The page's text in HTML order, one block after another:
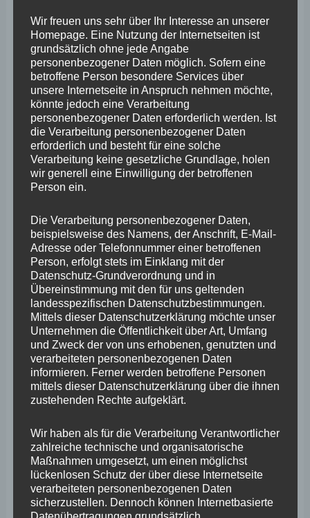
„Dr. Gebauer ist unsere Antwort an das bürgerliche Lager
auf die Schwäche der Union, keine eigene Kandidatin zu
nominieren“, urteilte Stephan Wefelscheid.
Fraktionsvorsitzender Dr. Joachim Streit ergänzte:
„Nach 70 Jahren mit einem Mann an der Spitze ist es an
der Zeit, dass auch mal eine Frau das höchste Amt im
Staat bekleidet.“
Wir freuen uns sehr über Ihr Interesse an unserer
Homepage. Eine Nutzung der Internetseiten ist
grundsätzlich ohne jede Angabe
personenbezogener Daten möglich. Sofern eine
betroffene Person besondere Services über
unsere Internetseite in Anspruch nehmen möchte,
könnte jedoch eine Verarbeitung
personenbezogener Daten erforderlich werden. Ist
die Verarbeitung personenbezogener Daten
erforderlich und besteht für eine solche
Verarbeitung keine gesetzliche Grundlage, holen
wir generell eine Einwilligung der betroffenen
Person ein.
Die Verarbeitung personenbezogener Daten,
beispielsweise des Namens, der Anschrift, E-Mail-
Adresse oder Telefonnummer einer betroffenen
Person, erfolgt stets im Einklang mit der
Datenschutz-Grundverordnung und in
Übereinstimmung mit den für uns geltenden
landesspezifischen Datenschutzbestimmungen.
Mittels dieser Datenschutzerklärung möchte unser
Unternehmen die Öffentlichkeit über Art, Umfang
und Zweck der von uns erhobenen, genutzten und
verarbeiteten personenbezogenen Daten
informieren. Ferner werden betroffene Personen
mittels dieser Datenschutzerklärung über die ihnen
zustehenden Rechte aufgeklärt.
Wir haben als für die Verarbeitung Verantwortlicher
zahlreiche technische und organisatorische
Maßnahmen umgesetzt, um einen möglichst
lückenlosen Schutz der über diese Internetseite
verarbeiteten personenbezogenen Daten
sicherzustellen. Dennoch können Internetbasierte